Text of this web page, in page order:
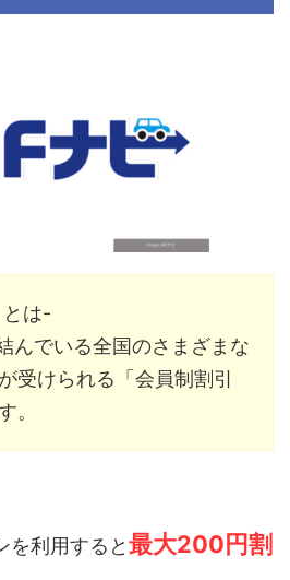
は-
んでいる全国のさまざまな
受けられる 「会員制割引
。
を利用すると最大200円割